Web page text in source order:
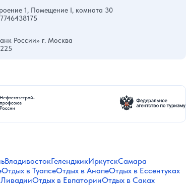
1, Помещение I, комната 30
России» г. Москва
ВладивостокГеленджикИркутскСамара
Отдых в ТуапсеОтдых в АнапеОтдых в Ессентуках
Отдых в ЕвпаторииОтдых в Саках